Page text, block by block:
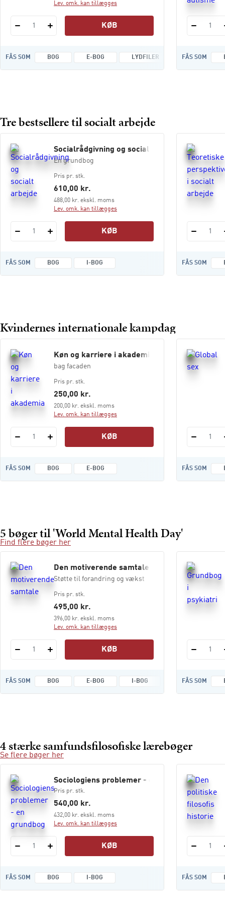
Lev. omk. kan tillægges
1 KØB
FÅS SOM BOG E-BOG LYDFILER
1
FÅS SOM
Tre bestsellere til socialt arbejde
Socialrådgivning og socialt arbejde
En grundbog
Pris pr. stk.
610,00 kr.
488,00 kr. ekskl. moms
Lev. omk. kan tillægges
1 KØB
FÅS SOM BOG I-BOG
1
FÅS SOM
Kvindernes internationale kampdag
Køn og karriere i akademia
bag facaden
Pris pr. stk.
250,00 kr.
200,00 kr. ekskl. moms
Lev. omk. kan tillægges
1 KØB
FÅS SOM BOG E-BOG
1
FÅS SOM
5 bøger til 'World Mental Health Day'
Find flere bøger her
Den motiverende samtale
Støtte til forandring og vækst
Pris pr. stk.
495,00 kr.
396,00 kr. ekskl. moms
Lev. omk. kan tillægges
1 KØB
FÅS SOM BOG E-BOG I-BOG
1
FÅS SOM
4 stærke samfundsfilosofiske lærebøger
Se flere bøger her
Sociologiens problemer - en grundbog
Pris pr. stk.
540,00 kr.
432,00 kr. ekskl. moms
Lev. omk. kan tillægges
1 KØB
FÅS SOM BOG I-BOG
1
FÅS SOM